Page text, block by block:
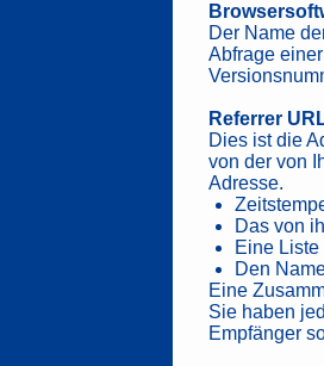
Der Name
Abfrage
Referrer
Dies ist die
von der von
Adresse.
Das von
Eine
Den
Eine
Sie haben
Empfänger